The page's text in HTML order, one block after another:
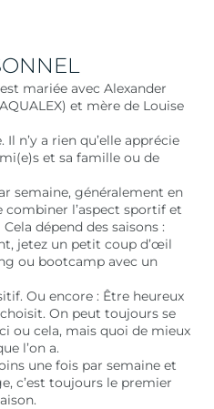
mariée avec Alexander
et mère de Louise
n’y a rien qu’elle apprécie
et sa famille ou de
semaine, généralement en
combiner l’aspect sportif et
dépend des saisons :
jetez un petit coup d’œil
ou bootcamp avec un
Ou encore : Être heureux
On peut toujours se
ou cela, mais quoi de mieux
l’on a.
une fois par semaine et
c’est toujours le premier